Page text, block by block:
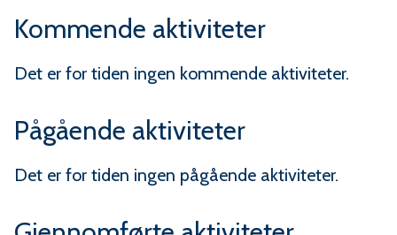
Kommende aktiviteter
Det er for tiden ingen kommende aktiviteter.
Pågående aktiviteter
Det er for tiden ingen pågående aktiviteter.